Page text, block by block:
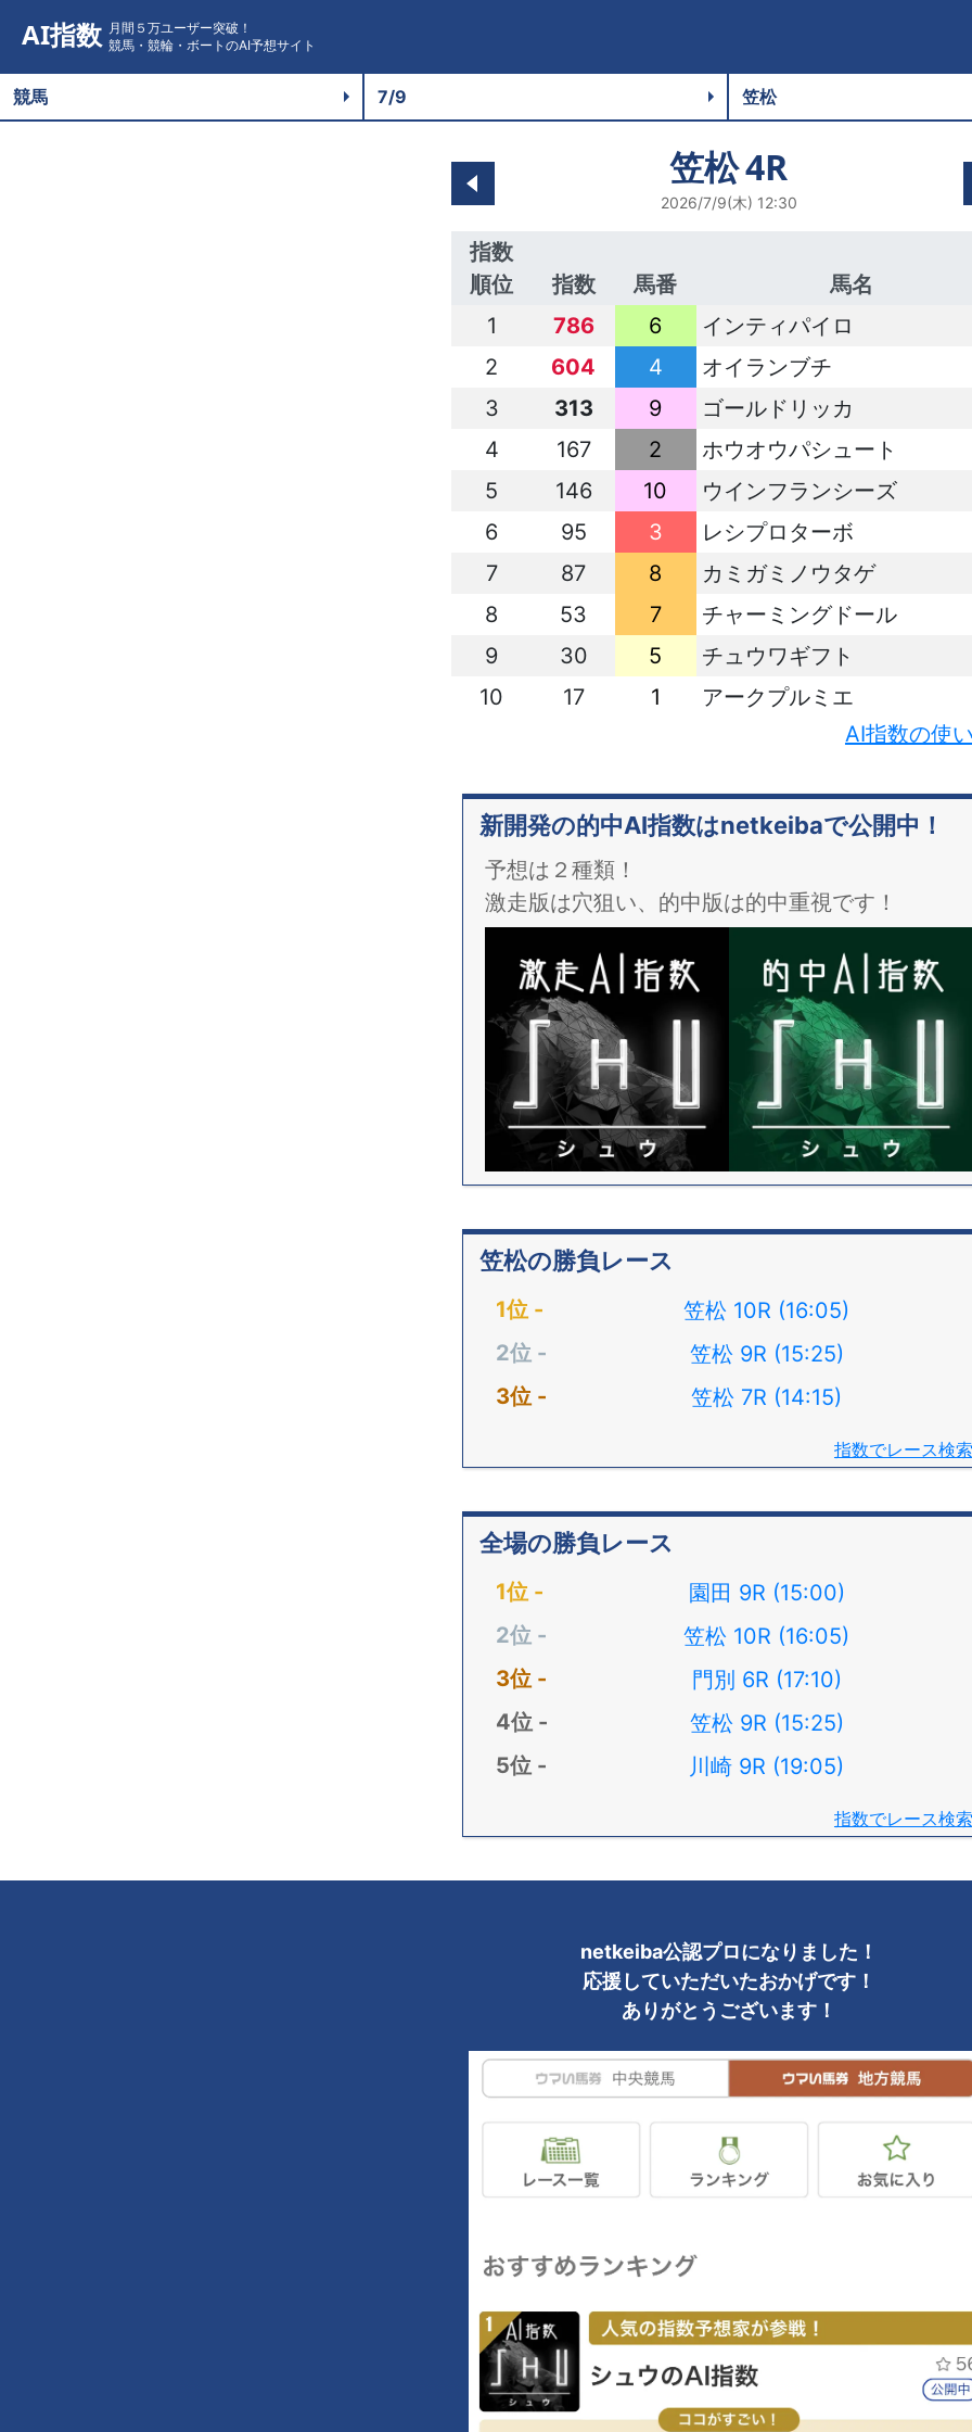
AI指数 月間５万ユーザー突破！
競馬・競輪・ボートのAI予想サイト
笠松4R
2026/7/9(木) 12:30
指数
順位
指数 馬番
馬名
1
786 6
インティパイロ
2
604 4
オイランブチ
3
313 9
ゴールドリッカ
4
167 2
ホウオウパシュート
5
146 10
ウインフランシーズ
6
95 3
レシプロターボ
7
87 8
カミガミノウタゲ
8
53 7
チャーミングドール
9
30 5
チュウワギフト
10
17 1
アークプルミエ
AI指数の使
新開発の的中AI指数はnetkeibaで公開中！
予想は２種類！
激走版は穴狙い、的中版は的中重視です！
笠松の勝負レース
笠松 10R (16:05)
笠松 9R (15:25)
笠松 7R (14:15)
指数でレース検索
全場の勝負レース
園田 9R (15:00)
笠松 10R (16:05)
門別 6R (17:10)
笠松 9R (15:25)
川崎 9R (19:05)
指数でレース検索
netkeiba公認プロになりました！
応援していただいたおかげです！
ありがとうございます！